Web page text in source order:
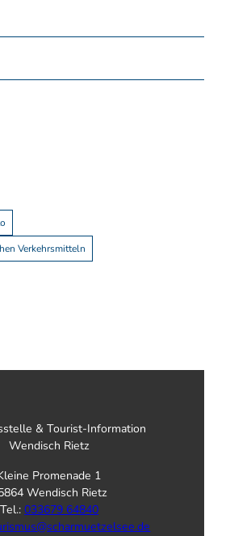
Verkehrsmitteln
& Tourist-Information
Wendisch Rietz
Promenade 1
Wendisch Rietz
Tel.: 033679 64840